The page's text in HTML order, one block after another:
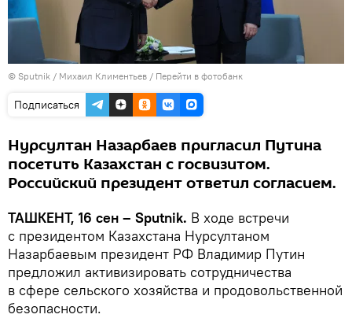
© Sputnik / Михаил Климентьев / Перейти в фотобанк
Подписаться
Нурсултан Назарбаев пригласил Путина
посетить Казахстан с госвизитом.
Российский президент ответил согласием.
ТАШКЕНТ, 16 сен – Sputnik. В ходе встречи
с президентом Казахстана Нурсултаном
Назарбаевым президент РФ Владимир Путин
предложил активизировать сотрудничества
в сфере сельского хозяйства и продовольственной
безопасности.